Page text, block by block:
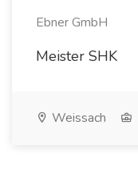
Ebner GmbH
Meister SHK
Weissach